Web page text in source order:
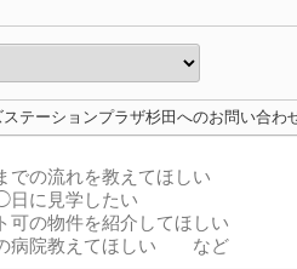
ステーションプラザ杉田へのお問い合わ